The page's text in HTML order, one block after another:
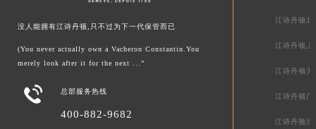
没人能拥有江诗丹顿,只不过为下一代保管而已
(You never actually own a Vacheron Constantin.You
merely look after it for the next ...”
 总部服务热线
400-882-9682
江诗丹顿北
江诗丹顿上
江诗丹顿天
江诗丹顿广
江诗丹顿深